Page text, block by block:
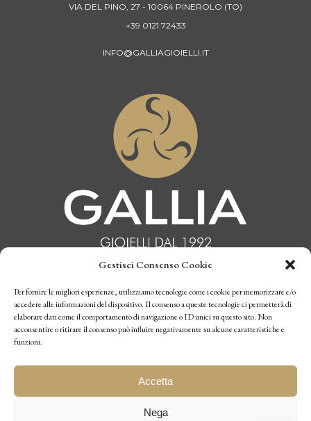
Gestisci Consenso Cookie
Per fornire le migliori esperienze, utilizziamo tecnologie come i cookie per memorizzare e/o
accedere alle informazioni del dispositivo. Il consenso a queste tecnologie ci permetterà di
elaborare dati come il comportamento di navigazione o ID unici su questo sito. Non
acconsentire o ritirare il consenso può influire negativamente su alcune caratteristiche e
funzioni.
Accetta
Nega
VIA DEL PINO, 27 - 10064 PINEROLO (TO)
+39 0121 72433
INFO@GALLIAGIOIELLI.IT
INFORMATIVA PRIVACY
CONDIZIONI DI VENDITA